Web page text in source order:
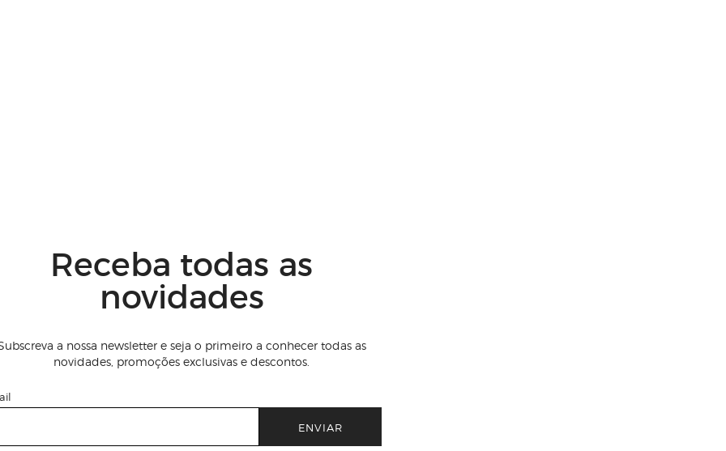
Receba todas as
novidades
a nossa newsletter e seja o primeiro a conhecer todas as
novidades, promoções exclusivas e descontos.
ENVIAR